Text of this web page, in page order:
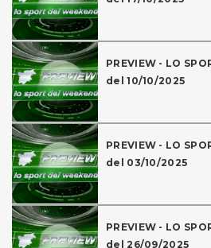
PREVIEW - LO
del 10/10/2025
PREVIEW - LO
del 03/10/2025
PREVIEW - LO
del 26/09/2025